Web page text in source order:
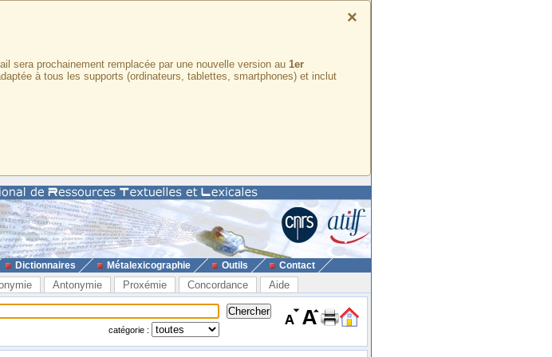
×
sera prochainement remplacée par une nouvelle version au 1er
à tous les supports (ordinateurs, tablettes, smartphones) et inclut
Dictionnaires Métalexicographie Outils Contact
Antonymie Proxémie Concordance Aide
catégorie :